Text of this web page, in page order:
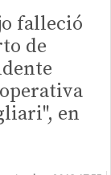
falleció
de
en